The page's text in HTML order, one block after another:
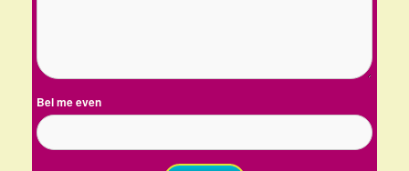
Bel me even